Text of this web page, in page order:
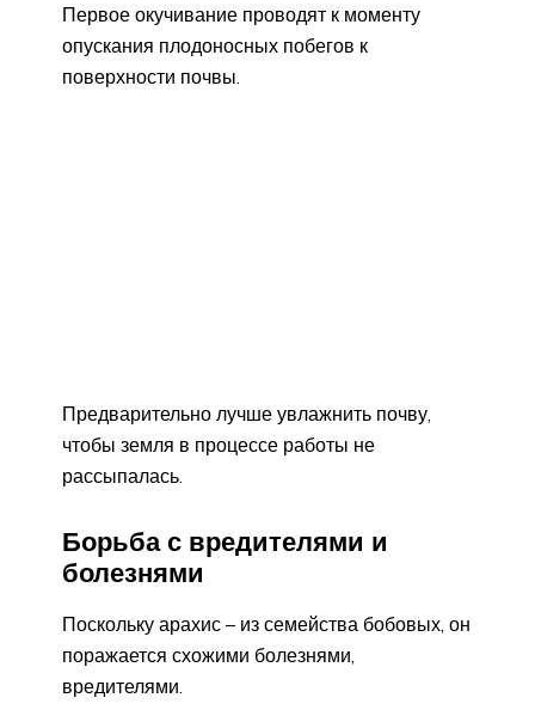
Первое окучивание проводят к моменту
опускания плодоносных побегов к
поверхности почвы.
Предварительно лучше увлажнить почву,
чтобы земля в процессе работы не
рассыпалась.
Борьба с вредителями и
болезнями
Поскольку арахис – из семейства бобовых, он
поражается схожими болезнями,
вредителями.